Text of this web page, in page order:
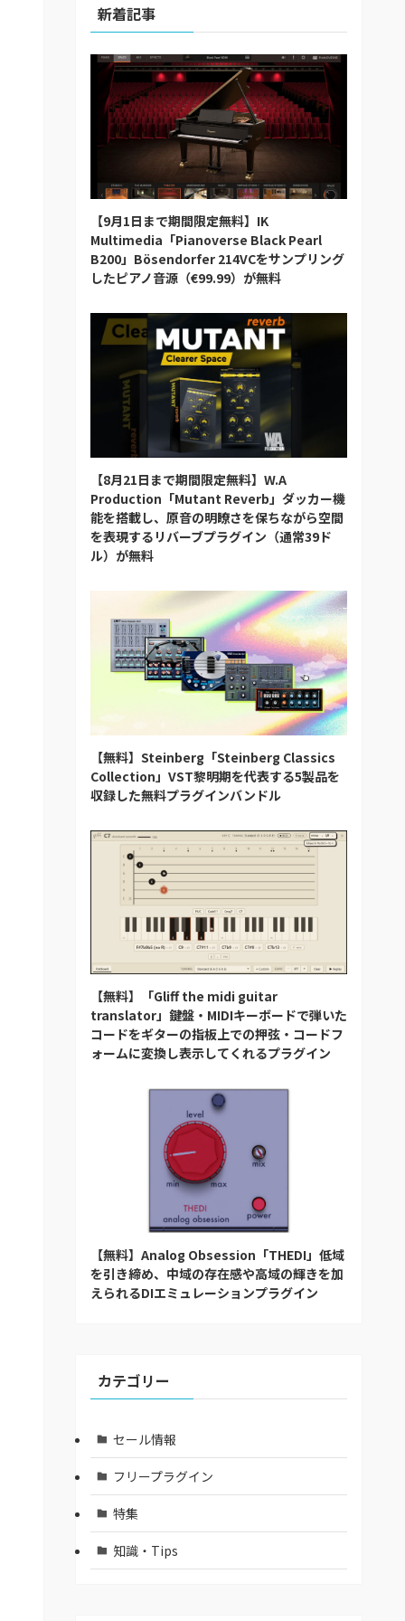
新着記事
【9月1日まで期間限定無料】IK
Multimedia「Pianoverse Black Pearl
B200」Bösendorfer 214VCをサンプリング
したピアノ音源（€99.99）が無料
【8月21日まで期間限定無料】W.A
Production「Mutant Reverb」ダッカー機
能を搭載し、原音の明瞭さを保ちながら空間
を表現するリバーブプラグイン（通常39ド
ル）が無料
【無料】Steinberg「Steinberg Classics
Collection」VST黎明期を代表する5製品を
収録した無料プラグインバンドル
【無料】「Gliff the midi guitar
translator」鍵盤・MIDIキーボードで弾いた
コードをギターの指板上での押弦・コードフ
ォームに変換し表示してくれるプラグイン
【無料】Analog Obsession「THEDI」低域
を引き締め、中域の存在感や高域の輝きを加
えられるDIエミュレーションプラグイン
カテゴリー
セール情報
フリープラグイン
特集
知識・Tips